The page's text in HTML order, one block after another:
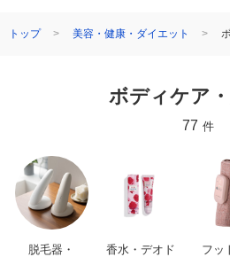
トップ 美容・健康・ダイエット
ボディケア
77 件
脱毛器・
香水・デオド
フッ